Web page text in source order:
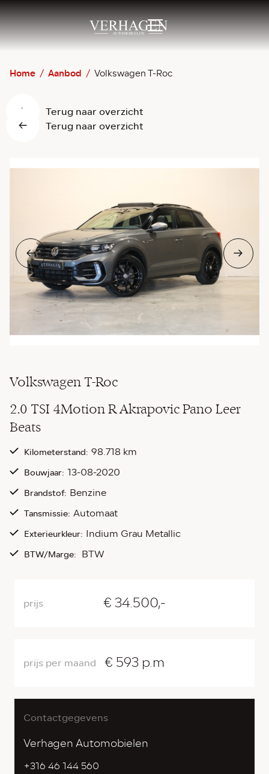
Home / Aanbod / Volkswagen T-Roc
Terug naar overzicht
Terug naar overzicht
Volkswagen T-Roc
2.0 TSI 4Motion R Akrapovic Pano Leer
Beats
Kilometerstand: 98.718 km
Bouwjaar: 13-08-2020
Brandstof: Benzine
Tansmissie: Automaat
Exterieurkleur: Indium Grau Metallic
BTW/Marge: BTW
prijs € 34.500,-
prijs per maand € 593 p.m
Contactgegevens
Verhagen Automobielen
+316 46 144 560